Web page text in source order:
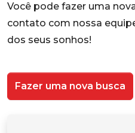
Você pode fazer uma
contato com nossa
dos seus sonhos!
Fazer uma nova busca